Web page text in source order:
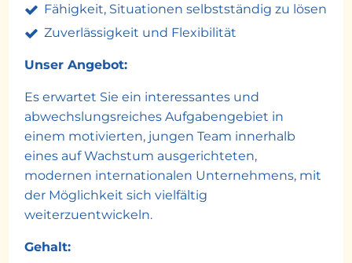
Fähigkeit, Situationen selbstständig zu lösen
Zuverlässigkeit und Flexibilität
Unser Angebot:
Es erwartet Sie ein interessantes und
abwechslungsreiches Aufgabengebiet in
einem motivierten, jungen Team innerhalb
eines auf Wachstum ausgerichteten,
modernen internationalen Unternehmens, mit
der Möglichkeit sich vielfältig
weiterzuentwickeln.
Gehalt: